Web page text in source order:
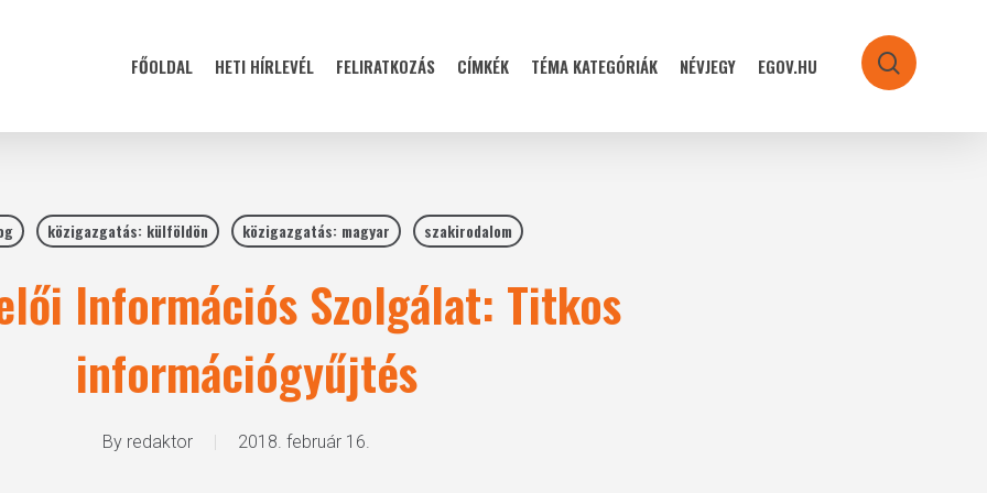
FŐOLDAL HETI HÍRLEVÉL FELIRATKOZÁS CÍMKÉK TÉMA KATEGÓRIÁK NÉVJEGY EGOV.HU search
közigazgatás: külföldön közigazgatás: magyar szakirodalom
Információs Szolgálat: Titkos
információgyűjtés
By redaktor 2018. február 16.